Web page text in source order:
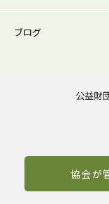
ブログ
協会が